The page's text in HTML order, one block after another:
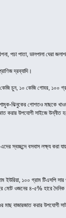
পচা পাতা, ডালপালা ঘেরা
দ্রব্যাদি।
চুন, ১০ কেজি গোবর, ১০০
ঝিনুকের গোশতও মাছকে
করার উপযোগী সাইজে উন্নীত
স্বচ্ছন্দে বসবাস লক্ষ্য করা
ইউরিয়া, ১০০ গ্রাম টিএসপি
ওজনের ৪-৫% হারে দৈনিক
মাছ বাজারজাত করার উপযোগী